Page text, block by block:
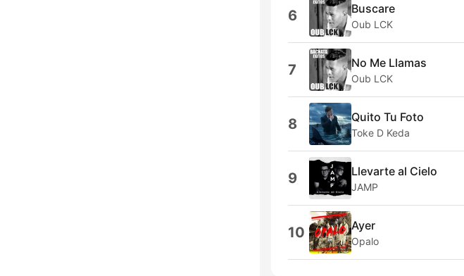
6 Buscare
Oub LCK
7 No Me Llamas
Oub LCK
8 Quito Tu Foto
Toke D Keda
9 Llevarte al Cielo
JAMP
10 Ayer
Opalo